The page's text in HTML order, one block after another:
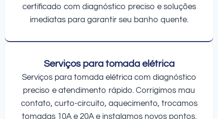
certificado com diagnóstico preciso e soluções
imediatas para garantir seu banho quente.
Serviços para tomada elétrica
Serviços para tomada elétrica com diagnóstico
preciso e atendimento rápido. Corrigimos mau
contato, curto-circuito, aquecimento, trocamos
tomadas 10A e 20A e instalamos novos pontos.